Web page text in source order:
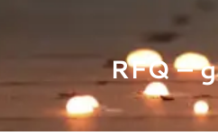
Noticias
RFQ –